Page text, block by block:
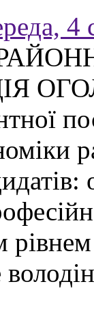
4